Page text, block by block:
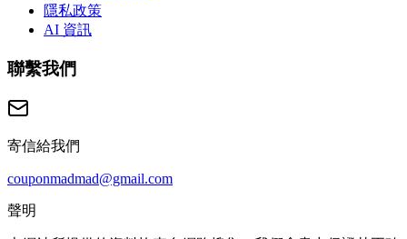
隱私政策
AI 資訊
聯繫我們
寄信給我們
couponmadmad@gmail.com
聲明